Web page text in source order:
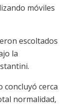
móviles
escoltados
la
concluyó cerca
normalidad,